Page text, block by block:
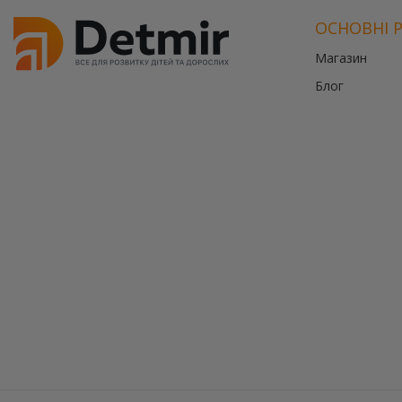
ОСНОВНІ
Магазин
Блог